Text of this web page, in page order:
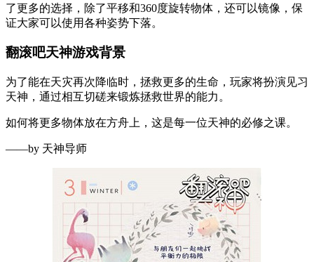
了更多的选择，除了平移和360度旋转物体，还可以镜像，保
证大家可以使用各种姿势下落。
翻滚吧天神游戏背景
为了能在天灾再次降临时，拯救更多的生命，玩家将扮演见习
天神，通过相互切磋来锻炼拯救世界的能力。
如何将更多物体放在方舟上，这是每一位天神的必修之课。
——by 天神导师